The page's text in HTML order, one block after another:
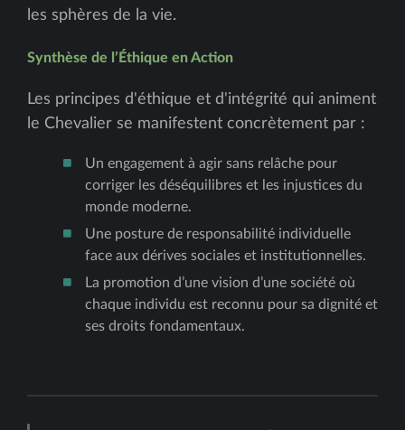
les sphères de la vie.
Synthèse de l’Éthique en Action
Les principes d'éthique et d'intégrité qui animent
le Chevalier se manifestent concrètement par :
Un engagement à agir sans relâche pour
corriger les déséquilibres et les injustices du
monde moderne.
Une posture de responsabilité individuelle
face aux dérives sociales et institutionnelles.
La promotion d’une vision d’une société où
chaque individu est reconnu pour sa dignité et
ses droits fondamentaux.